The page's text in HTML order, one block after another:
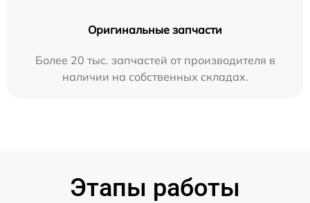
Оригинальные запчасти
Более 20 тыс. запчастей от производителя в
наличии на собственных складах.
Этапы работы